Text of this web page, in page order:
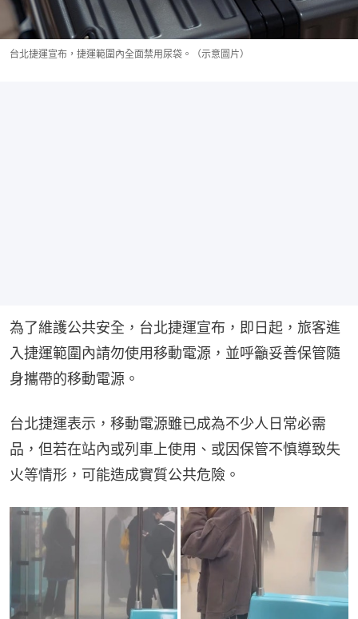
台北捷運宣布，捷運範圍內全面禁用尿袋。（示意圖片）
為了維護公共安全，台北捷運宣布，即日起，旅客進
入捷運範圍內請勿使用移動電源，並呼籲妥善保管隨
身攜帶的移動電源。
台北捷運表示，移動電源雖已成為不少人日常必需
品，但若在站內或列車上使用、或因保管不慎導致失
火等情形，可能造成實質公共危險。